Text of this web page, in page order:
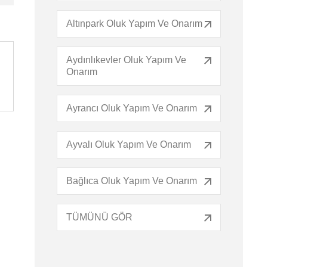
Altınpark Oluk Yapım Ve Onarım
Aydınlıkevler Oluk Yapım Ve
Onarım
Ayrancı Oluk Yapım Ve Onarım
Ayvalı Oluk Yapım Ve Onarım
Bağlıca Oluk Yapım Ve Onarım
TÜMÜNÜ GÖR